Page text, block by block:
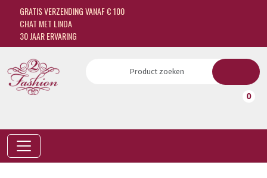
GRATIS VERZENDING VANAF € 100
CHAT MET LINDA
30 JAAR ERVARING
0